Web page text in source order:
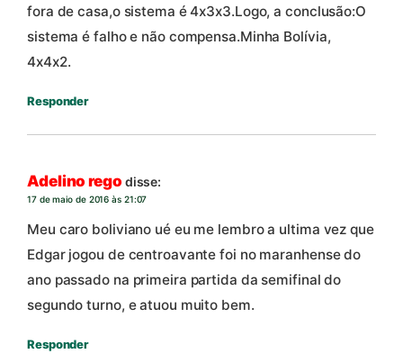
fora de casa,o sistema é 4x3x3.Logo, a conclusão:O
sistema é falho e não compensa.Minha Bolívia,
4x4x2.
Responder
Adelino rego disse:
17 de maio de 2016 às 21:07
Meu caro boliviano ué eu me lembro a ultima vez que
Edgar jogou de centroavante foi no maranhense do
ano passado na primeira partida da semifinal do
segundo turno, e atuou muito bem.
Responder